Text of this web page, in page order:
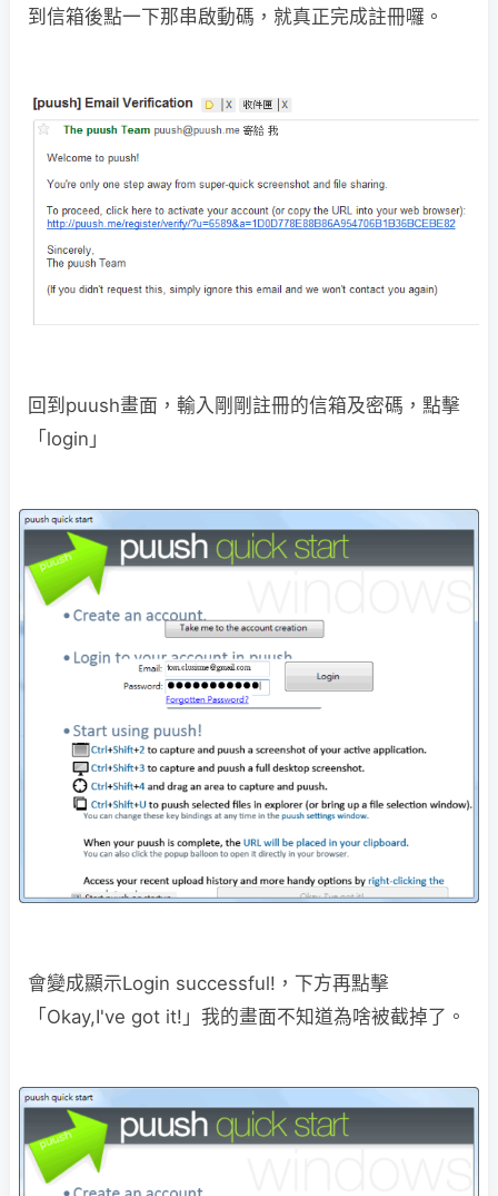
到信箱後點一下那串啟動碼，就真正完成註冊囉。
回到puush畫面，輸入剛剛註冊的信箱及密碼，點擊
「login」
會變成顯示Login successful!，下方再點擊
「Okay,I've got it!」我的畫面不知道為啥被截掉了。